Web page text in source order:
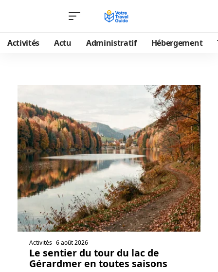
Activités Actu Administratif Hébergement
Activités 6 août 2026
Le sentier du tour du lac de
Gérardmer en toutes saisons